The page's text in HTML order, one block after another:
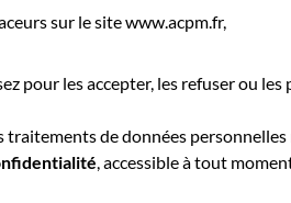
sur le site www.acpm.fr,
pour les accepter, les refuser ou les
traitements de données
, accessible à tout